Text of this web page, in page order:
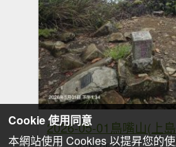
2026-05-01鳥嘴山(上
Cookie 使用同意
本網站使用 Cookies 以提昇您的